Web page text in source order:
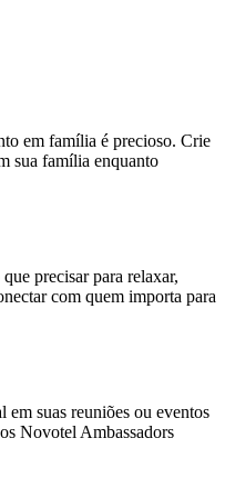
em família é precioso. Crie
sua família enquanto
precisar para relaxar,
com quem importa para
em suas reuniões ou eventos
Novotel Ambassadors